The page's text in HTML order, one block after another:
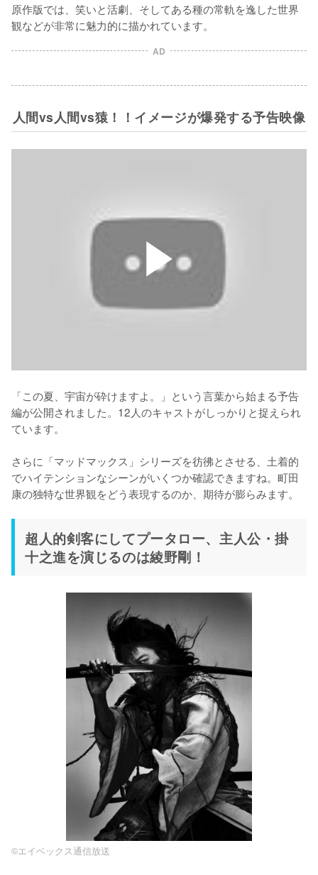
原作版では、笑いと活劇、そしてある種の常軌を逸した世界
観などが非常に魅力的に描かれています。
AD
人間vs人間vs猿！！イメージが爆発する予告映像
「この夏、宇宙が砕けますよ。」という言葉から始まる予告
編が公開されました。12人のキャストがしっかりと捉えられ
ています。
さらに「マッドマックス」シリーズを彷彿とさせる、土着的
でハイテンションなシーンがいくつか確認できますね。町田
康の独特な世界観をどう表現するのか、期待が膨らみます。
超人的剣客にしてプータロー、主人公・掛
十之進を演じるのは綾野剛！
©エイベックス通信放送